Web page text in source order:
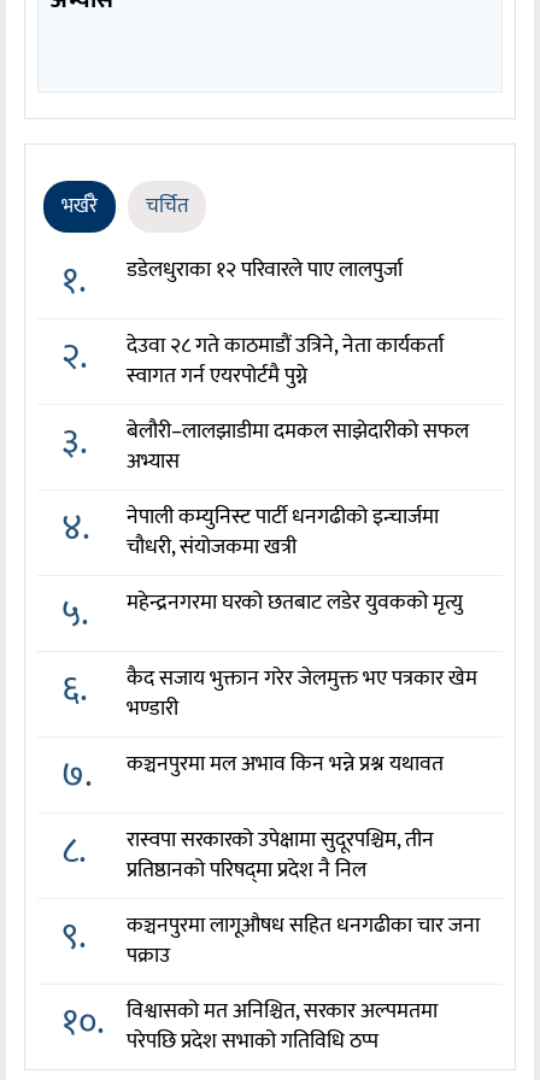
भर्खरै चर्चित
१. डडेलधुराका १२ परिवारले पाए लालपुर्जा
२.
देउवा २८ गते काठमाडौं उत्रिने, नेता कार्यकर्ता
स्वागत गर्न एयरपोर्टमै पुग्ने
३.
बेलौरी–लालझाडीमा दमकल साझेदारीको सफल
अभ्यास
४.
नेपाली कम्युनिस्ट पार्टी धनगढीको इन्चार्जमा
चौधरी, संयोजकमा खत्री
५. महेन्द्रनगरमा घरको छतबाट लडेर युवकको मृत्यु
६.
कैद सजाय भुक्तान गरेर जेलमुक्त भए पत्रकार खेम
भण्डारी
७. कञ्चनपुरमा मल अभाव किन भन्ने प्रश्न यथावत
८.
रास्वपा सरकारको उपेक्षामा सुदूरपश्चिम, तीन
प्रतिष्ठानको परिषद्‌मा प्रदेश नै निल
९.
कञ्चनपुरमा लागूऔषध सहित धनगढीका चार जना
पक्राउ
१०.
विश्वासको मत अनिश्चित, सरकार अल्पमतमा
परेपछि प्रदेश सभाको गतिविधि ठप्प